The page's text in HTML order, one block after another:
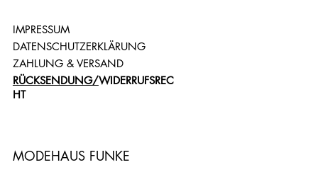
IMPRESSUM
DATENSCHUTZERKLÄRUNG
ZAHLUNG & VERSAND
RÜCKSENDUNG/WIDERRUFSREC
HT
MODEHAUS FUNKE